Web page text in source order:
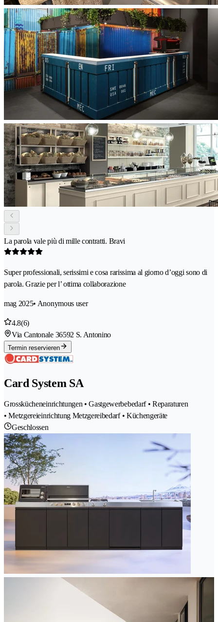
La parola vale più di mille contratti. Bravi
Super professionali, serissimi e cosa rarissima al giorno d’oggi sono di
parola. Grazie per l’ ottima collaborazione
mag 2025• Anonymous user
4.8(6)
Via Cantonale 36592 S. Antonino
Termin reservieren
Card System SA
Grosskücheneinrichtungen • Gastgewerbebedarf • Reparaturen
• Metzgereieinrichtung Metzgereibedarf • Küchengeräte
Geschlossen